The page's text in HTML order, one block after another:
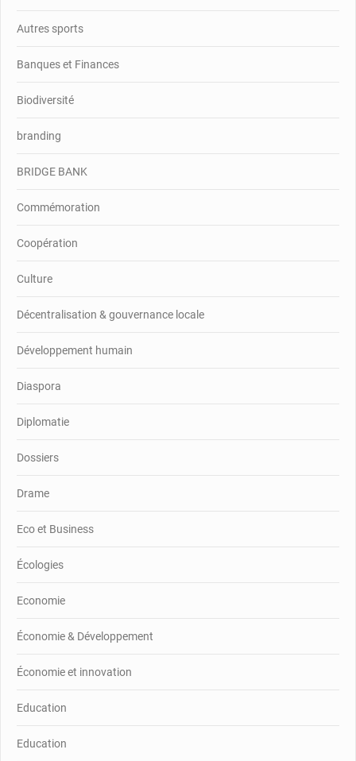
Autres sports
Banques et Finances
Biodiversité
branding
BRIDGE BANK
Commémoration
Coopération
Culture
Décentralisation & gouvernance locale
Développement humain
Diaspora
Diplomatie
Dossiers
Drame
Eco et Business
Écologies
Economie
Économie & Développement
Économie et innovation
Education
Education